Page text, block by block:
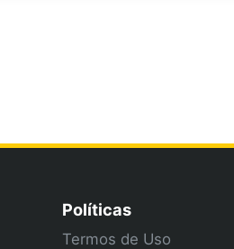
Políticas
Termos de Uso